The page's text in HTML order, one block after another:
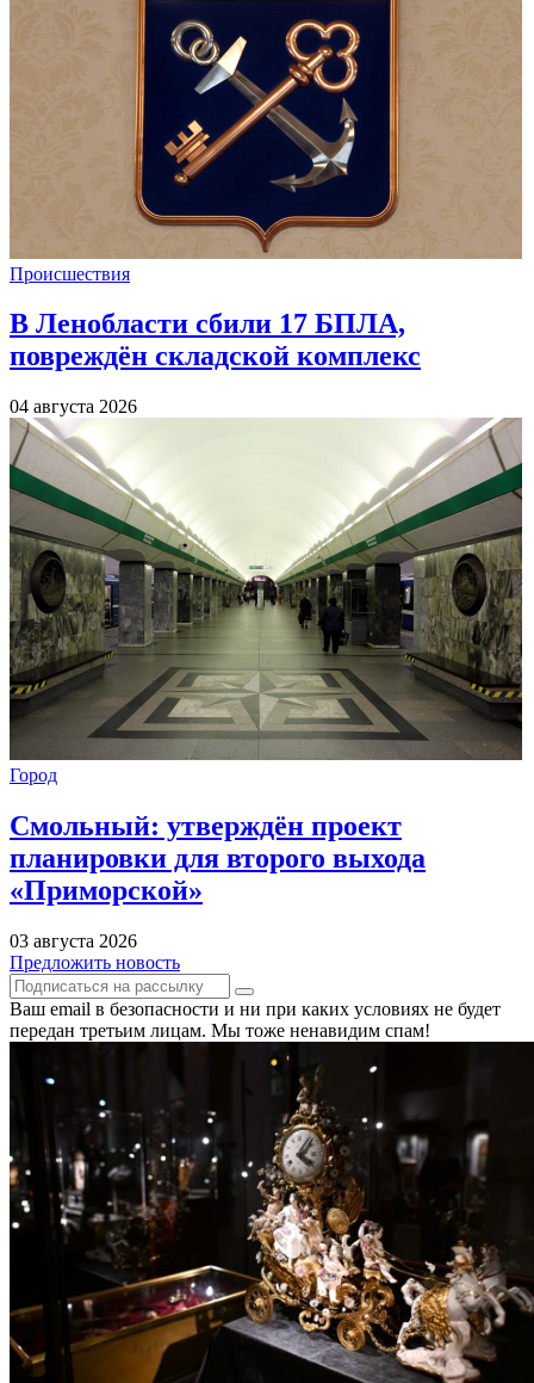
Происшествия
В Ленобласти сбили 17 БПЛА,
повреждён складской комплекс
04 августа 2026
Город
Смольный: утверждён проект
планировки для второго выхода
«Приморской»
03 августа 2026
Предложить новость
Ваш email в безопасности и ни при каких условиях не будет
передан третьим лицам. Мы тоже ненавидим спам!